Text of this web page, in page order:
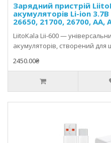
Зарядний пристрій
акумуляторів Li-ion
26650, 21700, 26700, AA,
LiitoKala Lii-600 —
акумуляторів, створений
2450.00₴